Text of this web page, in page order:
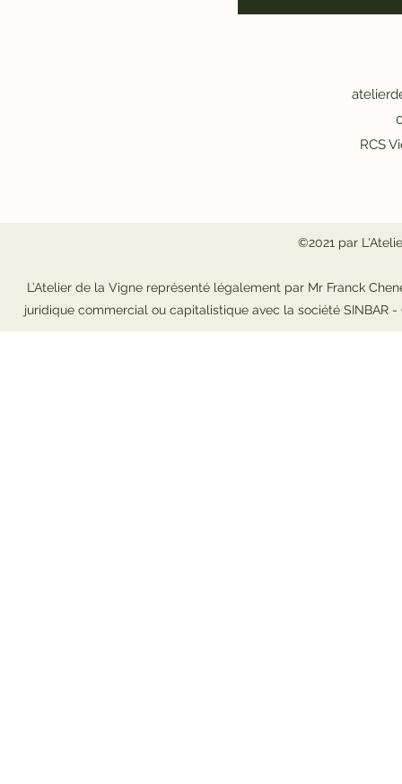
RCS
©2021 par
L’Atelier de la Vigne représenté légalement par Mr Franck
juridique commercial ou capitalistique avec la société SINBAR